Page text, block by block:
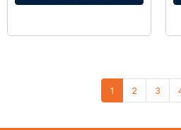
1 2 3